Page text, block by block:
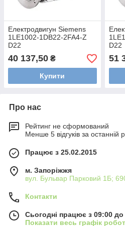
Електродвигун Siemens
1LE1002-1DB22-2FA4-Z
D22
40 137,50 ₴
Купити
D22
51
Про нас
Рейтинг не сформований
Менше 5 відгуків за останній
Працює з 25.02.2015
м. Запоріжжя
вул. Бульвар Парковий 1Б;
Контакти
Сьогодні працює з 09:00 до
Показати весь графік